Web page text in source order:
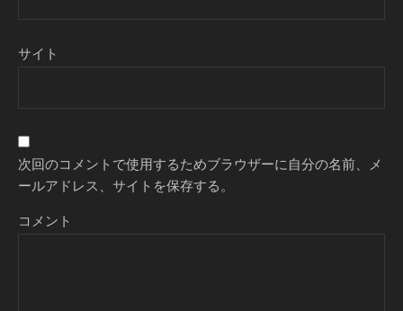
サイト
次回のコメントで使用するためブラウザーに自分の名前、メ
ールアドレス、サイトを保存する。
コメント